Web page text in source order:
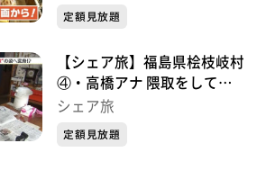
定額見放題
【シェア旅】福島県桧枝岐村
④・高橋アナ 隈取をしてい
ただき歌舞伎の舞台を見学！
シェア旅
定額見放題